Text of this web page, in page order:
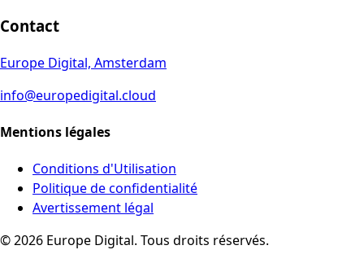
Contact
Europe Digital, Amsterdam
info@europedigital.cloud
Mentions légales
Conditions d'Utilisation
Politique de confidentialité
Avertissement légal
© 2026 Europe Digital. Tous droits réservés.